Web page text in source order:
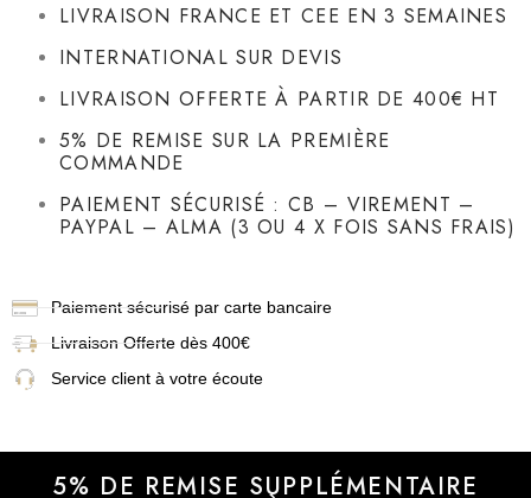
LIVRAISON FRANCE ET CEE EN 3 SEMAINES
INTERNATIONAL SUR DEVIS
LIVRAISON OFFERTE À PARTIR DE 400€ HT
5% DE REMISE SUR LA PREMIÈRE
COMMANDE
PAIEMENT SÉCURISÉ : CB – VIREMENT –
PAYPAL – ALMA (3 OU 4 X FOIS SANS FRAIS)
Paiement sécurisé par carte bancaire
Livraison Offerte dès 400€
Service client à votre écoute
5% DE REMISE SUPPLÉMENTAIRE